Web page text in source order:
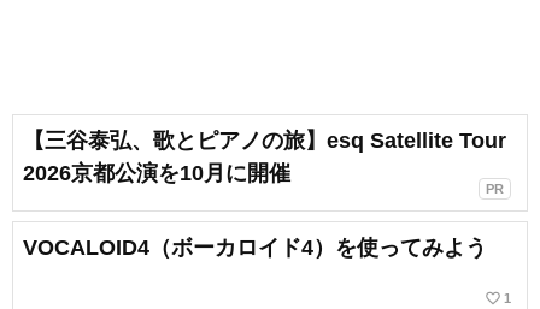
【三谷泰弘、歌とピアノの旅】esq Satellite Tour
2026京都公演を10月に開催
PR
VOCALOID4（ボーカロイド4）を使ってみよう
favorite_border 1